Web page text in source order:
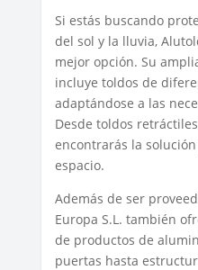
Si estás buscando
del sol y la lluvia,
mejor opción. Su
incluye toldos de
adaptándose a las
Desde toldos
encontrarás la
espacio.
Además de ser
Europa S.L. también
de productos de
puertas hasta